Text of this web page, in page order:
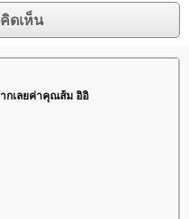
กเลยค่าคุณส้ม อิอิ